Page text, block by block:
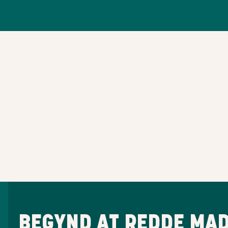
BEGYND AT REDDE